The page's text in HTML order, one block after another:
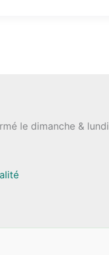
le dimanche & lundi